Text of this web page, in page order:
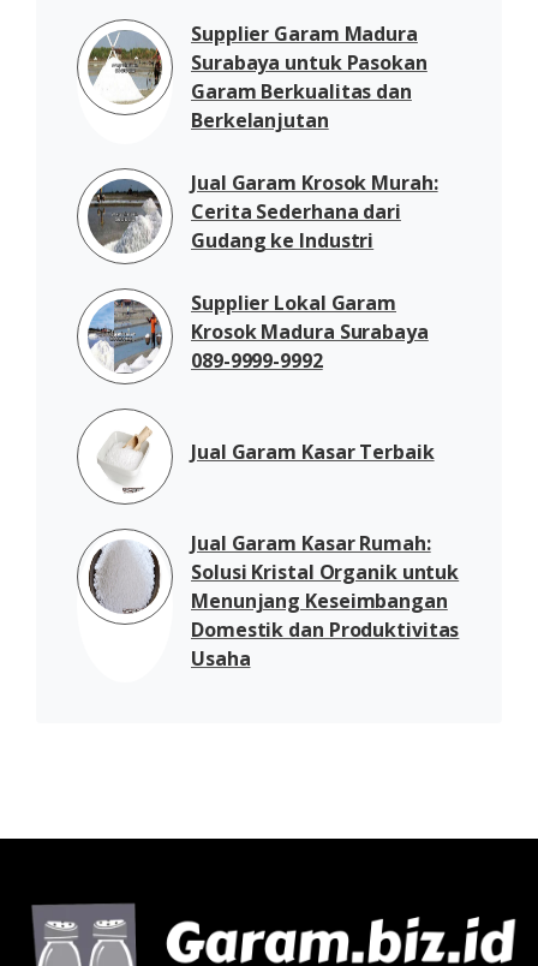
Supplier Garam Madura
Surabaya untuk Pasokan
Garam Berkualitas dan
Berkelanjutan
Jual Garam Krosok Murah:
Cerita Sederhana dari
Gudang ke Industri
Supplier Lokal Garam
Krosok Madura Surabaya
089-9999-9992
Jual Garam Kasar Terbaik
Jual Garam Kasar Rumah:
Solusi Kristal Organik untuk
Menunjang Keseimbangan
Domestik dan Produktivitas
Usaha